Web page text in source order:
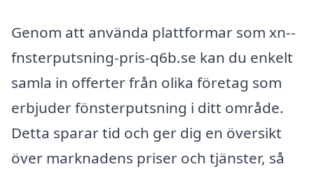
Genom att använda plattformar som xn--
fnsterputsning-pris-q6b.se kan du enkelt
samla in offerter från olika företag som
erbjuder fönsterputsning i ditt område.
Detta sparar tid och ger dig en översikt
över marknadens priser och tjänster, så